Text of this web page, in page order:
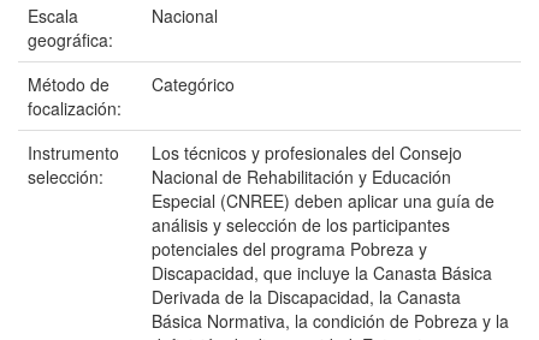
Escala
geográfica:
Nacional
Método de
focalización:
Categórico
Instrumento
selección:
Los técnicos y profesionales del Consejo
Nacional de Rehabilitación y Educación
Especial (CNREE) deben aplicar una guía de
análisis y selección de los participantes
potenciales del programa Pobreza y
Discapacidad, que incluye la Canasta Básica
Derivada de la Discapacidad, la Canasta
Básica Normativa, la condición de Pobreza y la